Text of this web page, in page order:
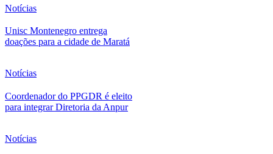
Notícias
Unisc Montenegro entrega
doações para a cidade de Maratá
Notícias
Coordenador do PPGDR é eleito
para integrar Diretoria da Anpur
Notícias